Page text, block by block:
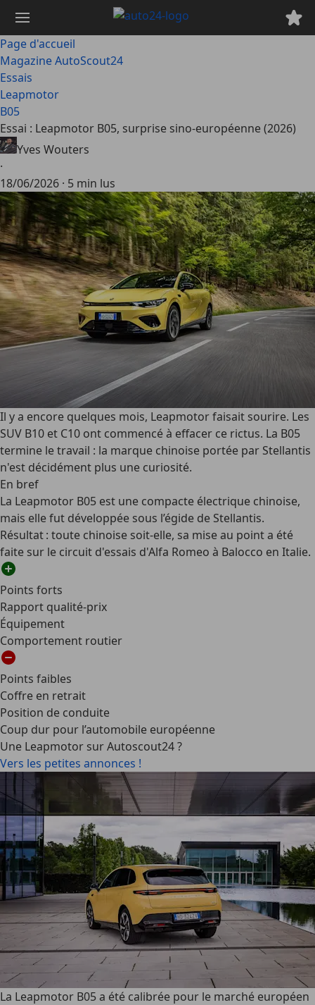
contenu
principal
Page d'accueil
Magazine AutoScout24
Essais
Leapmotor
B05
Essai : Leapmotor B05, surprise sino-européenne (2026)
Yves Wouters
·
18/06/2026 · 5 min lus
Il y a encore quelques mois, Leapmotor faisait sourire. Les
SUV B10 et C10 ont commencé à effacer ce rictus. La B05
termine le travail : la marque chinoise portée par Stellantis
n'est décidément plus une curiosité.
En bref
La Leapmotor B05 est une compacte électrique chinoise,
mais elle fut développée sous l’égide de Stellantis.
Résultat : toute chinoise soit-elle, sa mise au point a été
faite sur le circuit d'essais d'Alfa Romeo à Balocco en Italie.
Points forts
Rapport qualité-prix
Équipement
Comportement routier
Points faibles
Coffre en retrait
Position de conduite
Coup dur pour l’automobile européenne
Une Leapmotor sur Autoscout24 ?
Vers les petites annonces !
La Leapmotor B05 a été calibrée pour le marché européen